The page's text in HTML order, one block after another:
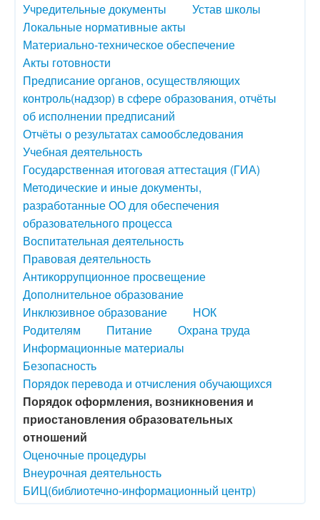
Учредительные документы
Устав школы
Локальные нормативные акты
Материально-техническое обеспечение
Акты готовности
Предписание органов, осуществляющих
контроль(надзор) в сфере образования, отчёты
об исполнении предписаний
Отчёты о результатах самообследования
Учебная деятельность
Государственная итоговая аттестация (ГИА)
Методические и иные документы,
разработанные ОО для обеспечения
образовательного процесса
Воспитательная деятельность
Правовая деятельность
Антикоррупционное просвещение
Дополнительное образование
Инклюзивное образование
НОК
Родителям
Питание
Охрана труда
Информационные материалы
Безопасность
Порядок перевода и отчисления обучающихся
Порядок оформления, возникновения и
приостановления образовательных
отношений
Оценочные процедуры
Внеурочная деятельность
БИЦ(библиотечно-информационный центр)